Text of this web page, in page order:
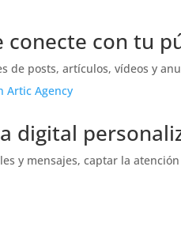
conecte con tu
de posts, artículos, vídeos y
digital
y mensajes, captar la